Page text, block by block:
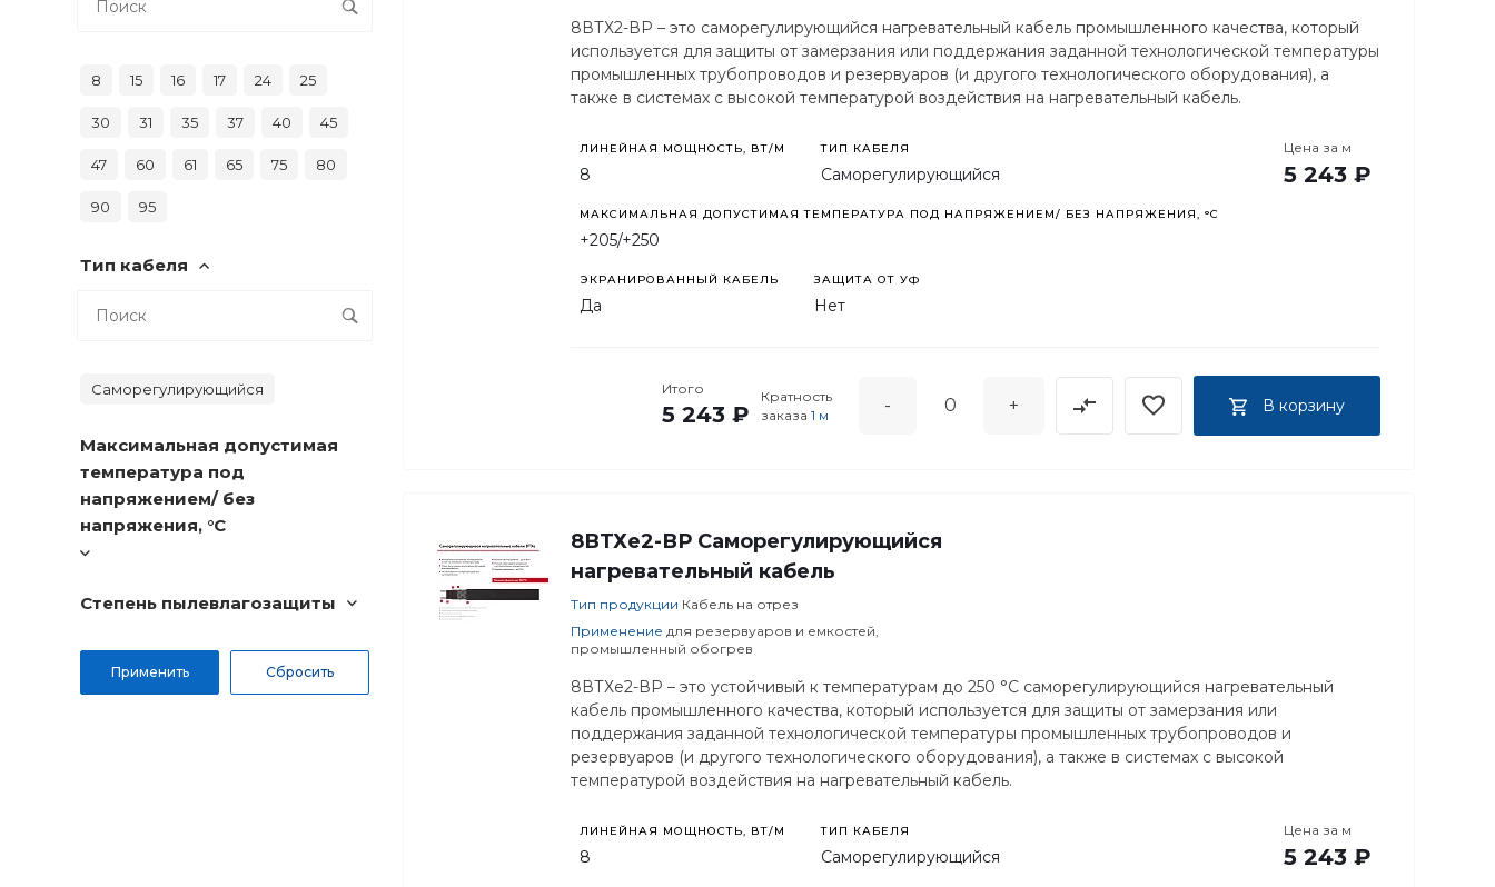
8 15 16 17 24 25
30 31 35 37 40 45
47 60 61 65 75 80
90 95
Тип кабеля
Саморегулирующийся
Максимальная допустимая
температура под
напряжением/ без
напряжения, °C
Степень пылевлагозащиты
8ВТХ2-ВР – это саморегулирующийся нагревательный кабель промышленного качества, который
используется для защиты от замерзания или поддержания заданной технологической температуры
промышленных трубопроводов и резервуаров (и другого технологического оборудования), а
также в системах с высокой температурой воздействия на нагревательный кабель.
ЛИНЕЙНАЯ МОЩНОСТЬ, ВТ/М
8
ТИП КАБЕЛЯ
Саморегулирующийся
МАКСИМАЛЬНАЯ ДОПУСТИМАЯ ТЕМПЕРАТУРА ПОД НАПРЯЖЕНИЕМ/ БЕЗ НАПРЯЖЕНИЯ, °C
+205/+250
ЭКРАНИРОВАННЫЙ КАБЕЛЬ
Да
ЗАЩИТА ОТ УФ
Нет
Цена за м
5 243 ₽
Итого
5 243 ₽
Кратность
заказа 1 м - + В корзину
8ВТХe2-ВР Саморегулирующийся
нагревательный кабель
Тип продукции Кабель на отрез
Применение для резервуаров и емкостей,
промышленный обогрев
8ВТХe2-ВР – это устойчивый к температурам до 250 °С саморегулирующийся нагревательный
кабель промышленного качества, который используется для защиты от замерзания или
поддержания заданной технологической температуры промышленных трубопроводов и
резервуаров (и другого технологического оборудования), а также в системах с высокой
температурой воздействия на нагревательный кабель.
ЛИНЕЙНАЯ МОЩНОСТЬ, ВТ/М
8
ТИП КАБЕЛЯ
Саморегулирующийся
Цена за м
5 243 ₽